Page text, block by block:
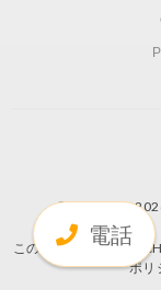
電話
© Copyright
このサイトは
ポリ